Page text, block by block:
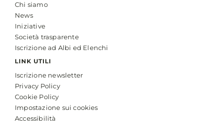
Chi siamo
News
Iniziative
Società trasparente
Iscrizione ad Albi ed Elenchi
LINK UTILI
Iscrizione newsletter
Privacy Policy
Cookie Policy
Impostazione sui cookies
Accessibilità